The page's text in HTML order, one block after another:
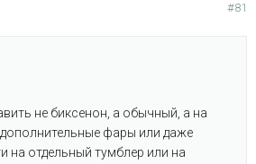
#81
не биксенон, а обычный, а на
фары или даже
на отдельный тумблер или на